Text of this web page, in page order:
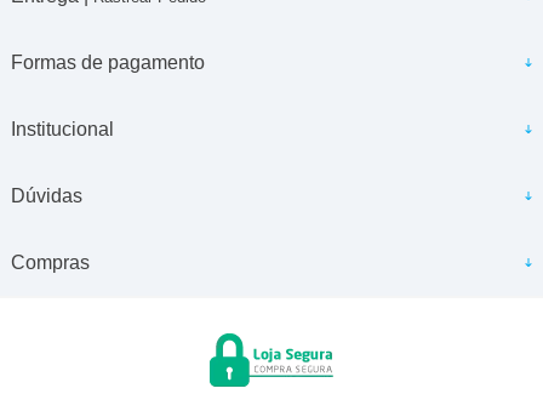
Formas de pagamento
Institucional
Dúvidas
Compras